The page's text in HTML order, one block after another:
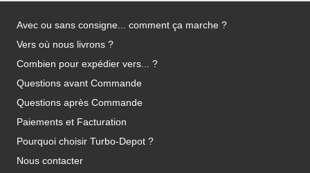
Avec ou sans consigne... comment ça marche ?
Vers où nous livrons ?
Combien pour expédier vers... ?
Questions avant Commande
Questions après Commande
Paiements et Facturation
Pourquoi choisir Turbo-Depot ?
Nous contacter